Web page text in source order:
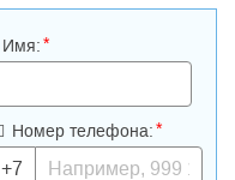
Имя:*
Номер телефона:*
+7